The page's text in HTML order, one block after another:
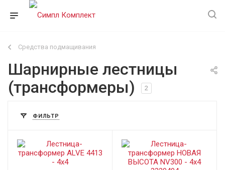
Средства подмащивания
Шарнирные лестницы
(трансформеры)
2
ФИЛЬТР